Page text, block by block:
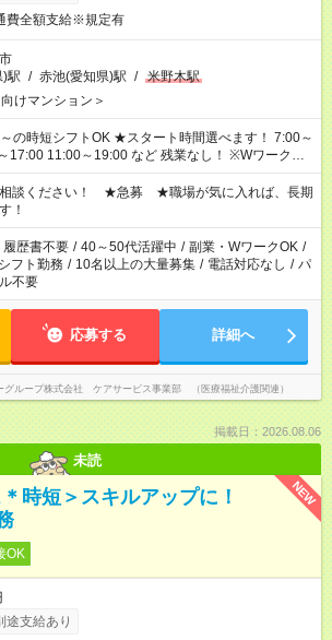
費全額支給※規定有
)駅 / 赤池(愛知県)駅 / 米野木駅
けマンション＞
OK ★スタート時間選べます！ 7:00～
11:00～19:00 など 残業なし！ ※Wワークの
仕事と合わせ週40時間超の就業はご案内できませ
づき、週20時間以上勤務は社会保険への加入対象
労働者派遣法（日雇い派遣の原則禁止）により、
間の就業はご案内が難しい場合があります
相談ください！ ★急募 ★職場が気に入れば、長期
！
履歴書不要 / 40～50代活躍中 / 副業・WワークOK /
シフト勤務 / 10名以上の大量募集 / 電話対応なし / パ
不要
応募する 詳細へ
グループ株式会社 ケアサービス事業部 （医療福祉介護関連）
掲載日：2026.08.06
未読
NEW
時短＞スキルアップに！
OK
途支給あり